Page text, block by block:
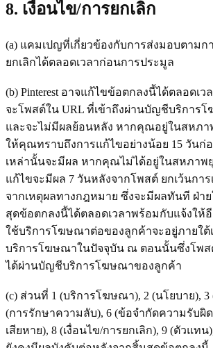
8. เงื่อนไข/การยกเลิก
(a) แคมเปญที่เกี่ยวข้องกับการส่งมอบตามก
ยกเลิกได้ตลอดเวลาก่อนการประมูล
(b) Pinterest อาจแก้ไขข้อตกลงนี้ได้ตลอดเ
จะโพสต์ใน URL ที่เข้าถึงผ่านบัญชีบริการ
และจะไม่มีผลย้อนหลัง หากคุณอยู่ในสหภาพ
ให้คุณทราบถึงการแก้ไขอย่างน้อย 15 วันก่
เหล่านั้นจะมีผล หากคุณไม่ได้อยู่ในสหภาพ
แก้ไขจะมีผล 7 วันหลังจากโพสต์ ยกเว้นกา
จากเหตุผลทางกฎหมาย ซึ่งจะมีผลทันที ฝ่า
สุดข้อตกลงนี้ได้ตลอดเวลาพร้อมกับแจ้งให้
ใช้บริการโฆษณาต่อของลูกค้าจะอยู่ภายใต้
บริการโฆษณาในปัจจุบัน ณ ตอนนั้นซึ่งโพส
ได้ผ่านบัญชีบริการโฆษณาของลูกค้า
(c) ส่วนที่ 1 (บริการโฆษณา), 2 (นโยบาย), 3
(การรักษาความลับ), 6 (ข้อจํากัดความรับผิ
เสียหาย), 8 (เงื่อนไข/การยกเลิก), 9 (ตัวแทน